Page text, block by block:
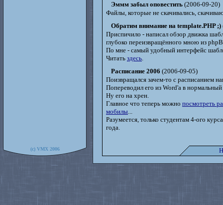
Эммм забыл оповестить (2006-09-20)
Файлы, которые не скачивались,
Обратим внимание на template.PHP ;)
Приспичило - написал обзор движка
глубоко переизвращённого мною из
По мне - самый удобный интерфейс
Читать здесь.
Расписание 2006 (2006-09-05)
Поизвращался зачем-то с расписанием
Попереводил его из Word'а в
Ну его на хрен.
Главное что теперь можно посмотреть
мобилы...
Разумеется, только студентам 4-ого
года.
(c) VMX 2006